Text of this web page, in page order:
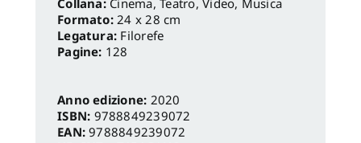
Cinema, Teatro, Video, Musica
Formato:24 x 28 cm
Legatura: Filorefe
Pagine: 128
Anno edizione: 2020
ISBN: 9788849239072
EAN:9788849239072